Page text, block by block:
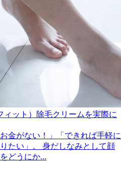
ィット）除毛クリームを実際に
金がない！」「できれば手軽に
たい」。 身だしなみとして顔
どうにか...